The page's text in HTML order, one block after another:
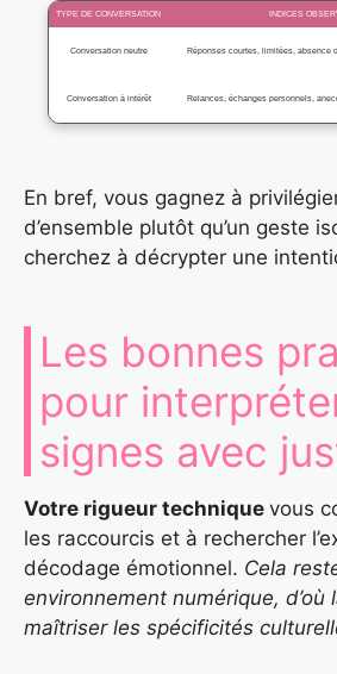
TYPE DE CONVERSATION INDICES
Conversation neutre Réponses courtes, limitées, absence
Conversation à intérêt Relances, échanges personnels,
En bref, vous gagnez à
d’ensemble plutôt qu’un geste
cherchez à décrypter une
Les bonnes
pour
signes avec
Votre rigueur technique vous
les raccourcis et à rechercher
décodage émotionnel. Cela
environnement numérique, d’où
maîtriser les spécificités